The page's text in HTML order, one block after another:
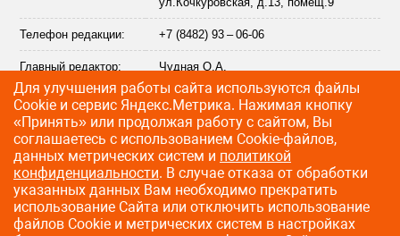
Телефон редакции: +7 (8482) 93 – 06-06
Главный редактор: Чудная О.А.
Адрес электронной
почты редакции:
info@citytraffic.ru
©2009—2026 CityTraffic — все права защищены
Разработка сайта:Лайт Информ
Для улучшения работы сайта используются файлы
Сookie и сервис Яндекс.Метрика. Нажимая кнопку
«Принять» или продолжая работу с сайтом, Вы
соглашаетесь с использованием Cookie-файлов,
данных метрических систем и политикой
конфиденциальности. В случае отказа от обработки
указанных данных Вам необходимо прекратить
использование Сайта или отключить использование
файлов Cookie и метрических систем в настройках